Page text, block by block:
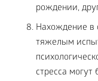
рождении,
Нахождение в
тяжелым
стресса